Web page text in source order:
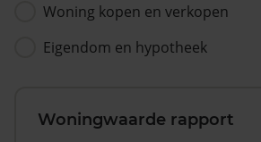
Woning kopen en verkopen
Eigendom en hypotheek
Woningwaarde rapport